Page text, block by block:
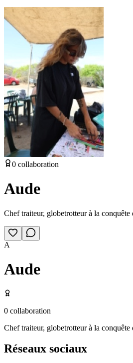
0 collaboration
Aude
Chef traiteur, globetrotteur à la conquête
A
Aude
0 collaboration
Chef traiteur, globetrotteur à la conquête
Réseaux sociaux